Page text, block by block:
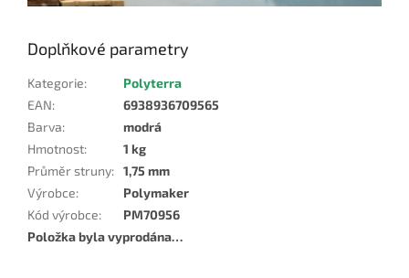
Doplňkové parametry
Kategorie:
Polyterra
EAN:
6938936709565
Barva:
modrá
Hmotnost:
1 kg
Průměr struny: 1,75 mm
Výrobce:
Polymaker
Kód výrobce:
PM70956
Položka byla vyprodána…